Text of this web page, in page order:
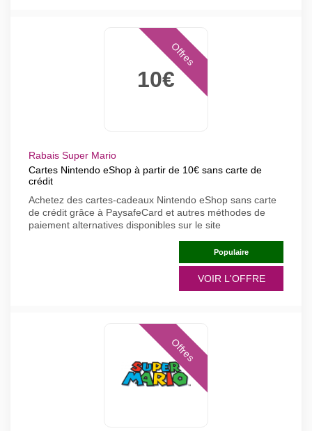
10€
Offres
Rabais Super Mario
Cartes Nintendo eShop à partir de 10€ sans carte de
crédit
Achetez des cartes-cadeaux Nintendo eShop sans carte
de crédit grâce à PaysafeCard et autres méthodes de
paiement alternatives disponibles sur le site
Populaire
VOIR L'OFFRE
Offres